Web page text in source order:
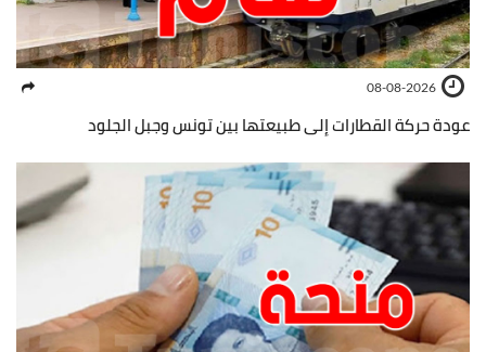
08-08-2026
عودة حركة القطارات إلى طبيعتها بين تونس وجبل الجلود